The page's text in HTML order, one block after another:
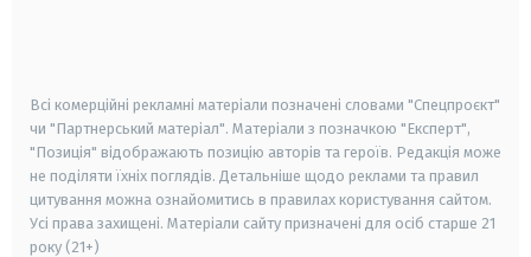
Всі комерційні рекламні матеріали позначені словами "Спецпроєкт"
чи "Партнерський матеріал". Матеріали з позначкою "Експерт",
"Позиція" відображають позицію авторів та героїв. Редакція може
не поділяти їхніх поглядів. Детальніше щодо реклами та правил
цитування можна ознайомитись в правилах користування сайтом.
Усі права захищені. Матеріали сайту призначені для осіб старше 21
року (21+)